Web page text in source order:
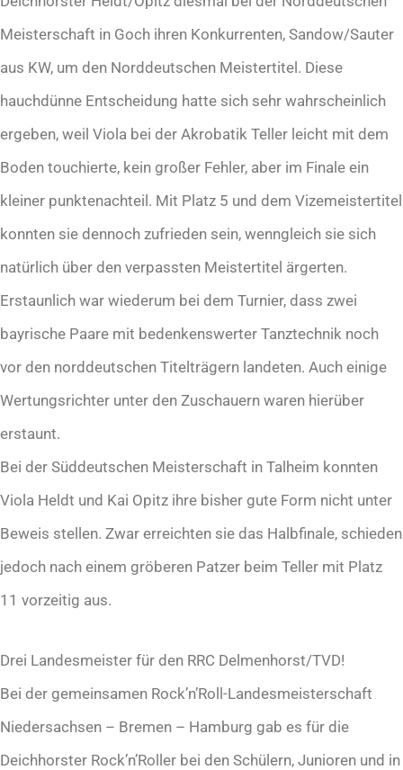
Meisterschaft in Goch ihren Konkurrenten, Sandow/Sauter
aus KW, um den Norddeutschen Meistertitel. Diese
hauchdünne Entscheidung hatte sich sehr wahrscheinlich
ergeben, weil Viola bei der Akrobatik Teller leicht mit dem
Boden touchierte, kein großer Fehler, aber im Finale ein
kleiner punktenachteil. Mit Platz 5 und dem Vizemeistertitel
konnten sie dennoch zufrieden sein, wenngleich sie sich
natürlich über den verpassten Meistertitel ärgerten.
Erstaunlich war wiederum bei dem Turnier, dass zwei
bayrische Paare mit bedenkenswerter Tanztechnik noch
vor den norddeutschen Titelträgern landeten. Auch einige
Wertungsrichter unter den Zuschauern waren hierüber
erstaunt.
Bei der Süddeutschen Meisterschaft in Talheim konnten
Viola Heldt und Kai Opitz ihre bisher gute Form nicht unter
Beweis stellen. Zwar erreichten sie das Halbfinale, schieden
jedoch nach einem gröberen Patzer beim Teller mit Platz
11 vorzeitig aus.
Drei Landesmeister für den RRC Delmenhorst/TVD!
Bei der gemeinsamen Rock’n’Roll-Landesmeisterschaft
Niedersachsen – Bremen – Hamburg gab es für die
Deichhorster Rock’n’Roller bei den Schülern, Junioren und in